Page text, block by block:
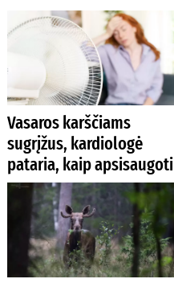
Vasaros karščiams
sugrįžus, kardiologė
pataria, kaip apsisaugoti